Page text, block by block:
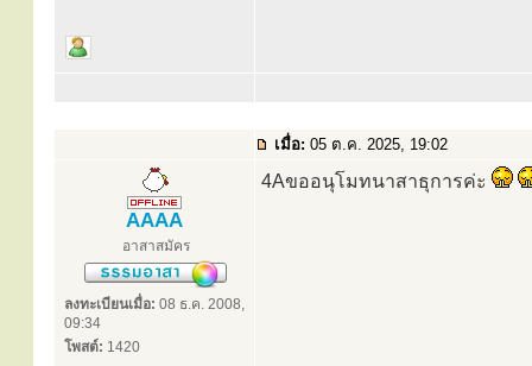
เมื่อ: 05 ต.ค. 2025, 19:02
AAAA
อาสาสมัคร
ลงทะเบียนเมื่อ: 08 ธ.ค. 2008,
09:34
โพสต์: 1420
4Aขออนุโมทนาสาธุการค่ะ